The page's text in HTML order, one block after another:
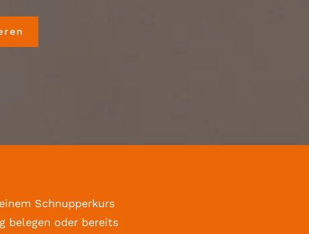
Schnupperkurs
belegen oder bereits